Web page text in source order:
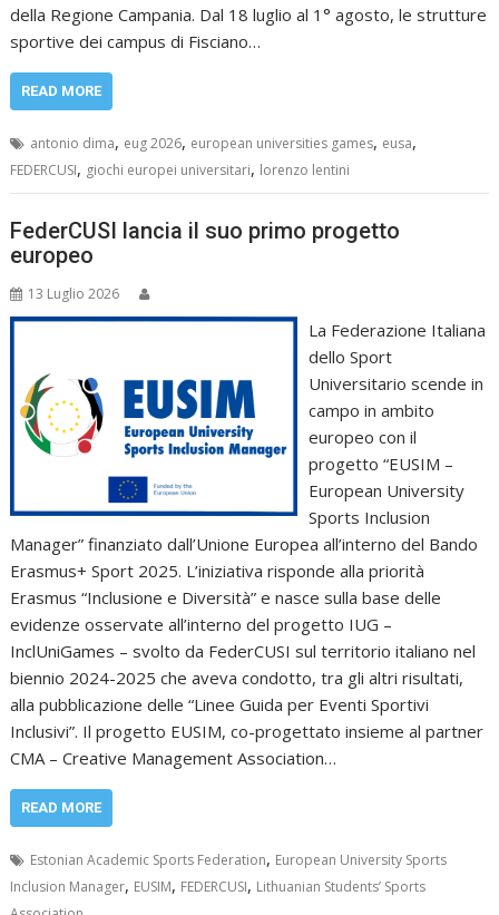
della Regione Campania. Dal 18 luglio al 1° agosto, le strutture
sportive dei campus di Fisciano…
READ MORE
antonio dima, eug 2026, european universities games, eusa,
FEDERCUSI, giochi europei universitari, lorenzo lentini
FederCUSI lancia il suo primo progetto
europeo
13 Luglio 2026
La Federazione Italiana
dello Sport
Universitario scende in
campo in ambito
europeo con il
progetto “EUSIM –
European University
Sports Inclusion
Manager” finanziato dall’Unione Europea all’interno del Bando
Erasmus+ Sport 2025. L’iniziativa risponde alla priorità
Erasmus “Inclusione e Diversità” e nasce sulla base delle
evidenze osservate all’interno del progetto IUG –
InclUniGames – svolto da FederCUSI sul territorio italiano nel
biennio 2024-2025 che aveva condotto, tra gli altri risultati,
alla pubblicazione delle “Linee Guida per Eventi Sportivi
Inclusivi”. Il progetto EUSIM, co-progettato insieme al partner
CMA – Creative Management Association…
READ MORE
Estonian Academic Sports Federation, European University Sports
Inclusion Manager, EUSIM, FEDERCUSI, Lithuanian Students’ Sports